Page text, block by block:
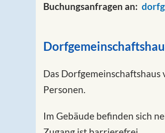
Buchungsanfragen an:
Das
Personen.
Im Gebäude befinden sich